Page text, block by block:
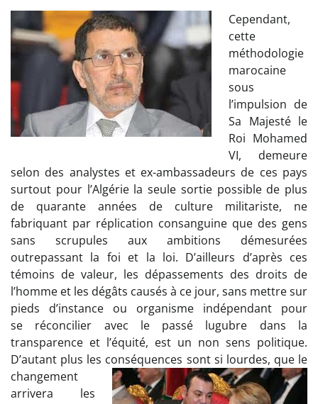
Cependant,
cette
méthodologie
marocaine
sous
l’impulsion de
Sa Majesté le
Roi Mohamed
VI, demeure
selon des analystes et ex-ambassadeurs de ces pays
surtout pour l’Algérie la seule sortie possible de plus
de quarante années de culture militariste, ne
fabriquant par réplication consanguine que des gens
sans scrupules aux ambitions démesurées
outrepassant la foi et la loi. D’ailleurs d’après ces
témoins de valeur, les dépassements des droits de
l’homme et les dégâts causés à ce jour, sans mettre sur
pieds d’instance ou organisme indépendant pour
se réconcilier avec le passé lugubre dans la
transparence et l’équité, est un non sens politique.
D’autant plus les conséquences sont si lourdes, quele
changement
arrivera les